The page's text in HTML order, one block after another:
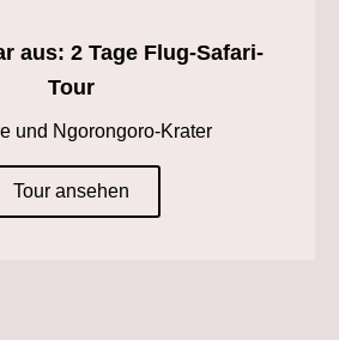
aus: 2 Tage Flug-Safari-
Tour
und Ngorongoro-Krater
Tour ansehen